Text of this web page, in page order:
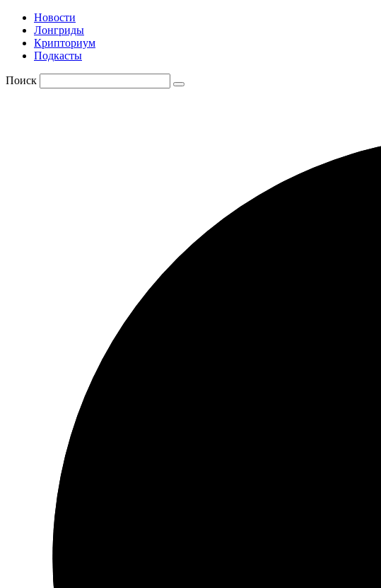
Новости
Лонгриды
Крипториум
Подкасты
Поиск